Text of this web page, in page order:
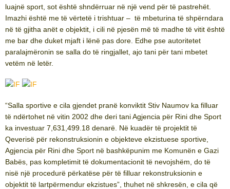
luajnë sport, sot është shndërruar në një vend për të pastrehët.
Imazhi është me të vërtetë i trishtuar – të mbeturina të shpërndara
në të gjitha anët e objektit, i cili në pjesën më të madhe të vitit është
me bar dhe duket mjaft i lënë pas dore. Edhe pse autoritetet
paralajmëronin se salla do të ringjallet, ajo tani për tani mbetet
vetëm në letër.
“Salla sportive e cila gjendet pranë konviktit Stiv Naumov ka filluar
të ndërtohet në vitin 2002 dhe deri tani Agjencia për Rini dhe Sport
ka investuar 7,631,499.18 denarë. Në kuadër të projektit të
Qeverisë për rekonstruksionin e objekteve ekzistuese sportive,
Agjencia për Rini dhe Sport në bashkëpunim me Komunën e Gazi
Babës, pas kompletimit të dokumentacionit të nevojshëm, do të
nisë një procedurë përkatëse për të filluar rekonstruksionin e
objektit të lartpërmendur ekzistues”, thuhet në shkresën, e cila që